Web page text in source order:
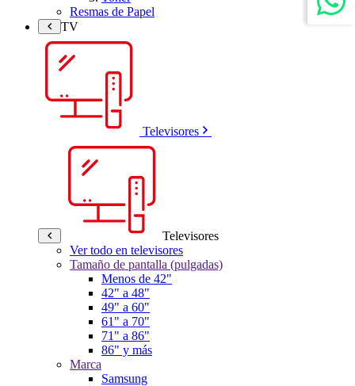
Resmas de Papel
TV
Televisores
Televisores
Ver todo en televisores
Tamaño de pantalla (pulgadas)
Menos de 42"
42" a 48"
49" a 60"
61" a 70"
71" a 86"
86" y más
Marca
Samsung